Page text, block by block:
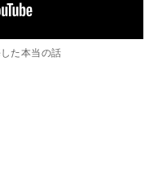
た本当の話